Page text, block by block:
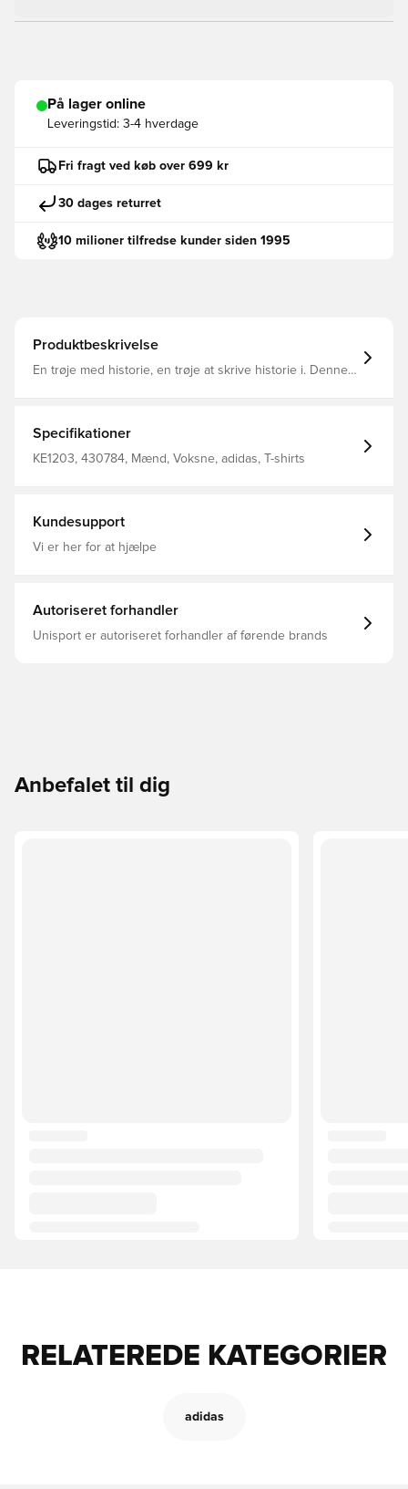
På lager online
Leveringstid: 3-4 hverdage
Fri fragt ved køb over 699 kr
30 dages returret
10 milioner tilfredse kunder siden 1995
Produktbeskrivelse
En trøje med historie, en trøje at skrive historie i. Denne
vaffelstrikket materiale skaber et holdbart design, der er
skabt til at følge med dine bevægelser. Enhver original
har en begyndelse – denne T-shirt er din. Almindelig
Specifikationer
KE1203, 430784, Mænd, Voksne, adidas, T-shirts
Kundesupport
Vi er her for at hjælpe
Autoriseret forhandler
Unisport er autoriseret forhandler af førende brands
Anbefalet til dig
RELATEREDE KATEGORIER
adidas